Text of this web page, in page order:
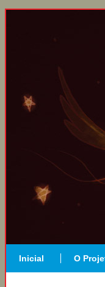
Inicial O